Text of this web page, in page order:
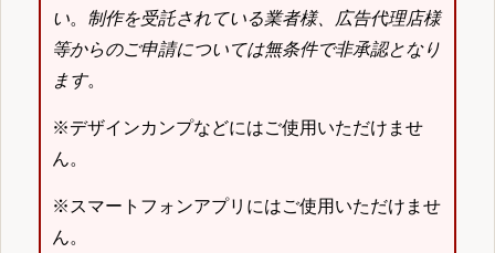
い。 制作を受託されている業者様、広告代理店様
等からのご申請については無条件で非承認となり
ます。
※デザインカンプなどにはご使用いただけませ
ん。
※スマートフォンアプリにはご使用いただけませ
ん。